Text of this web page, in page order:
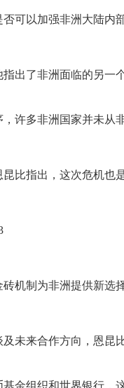
否可以加强非洲大陆内
指出了非洲面临的另一
，许多非洲国家并未从
昆比指出，这次危机也
砖机制为非洲提供新选
及未来合作方向，恩昆